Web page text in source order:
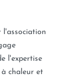
l'association
l'expertise
chaleur et